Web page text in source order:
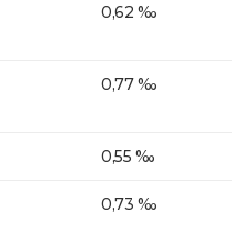
0,62 ‰
0,77 ‰
0,55 ‰
0,73 ‰